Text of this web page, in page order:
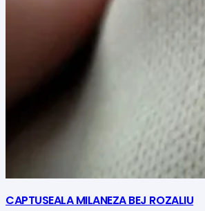
CAPTUSEALA MILANEZA BEJ ROZALIU